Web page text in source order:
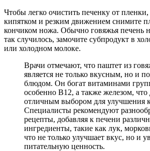
Чтобы легко очистить печенку от пленки,
кипятком и резким движением снимите
кончиком ножа. Обычно говяжья печень
так случилось, замочите субпродукт в
или холодном молоке.
Врачи отмечают, что паштет из
является не только вкусным, но и
блюдом. Он богат витаминами
особенно B12, а также железом, что
отличным выбором для улучшения
Специалисты рекомендуют
рецепты, добавляя к печени
ингредиенты, такие как лук,
что не только улучшает вкус, но и
питательную ценность.